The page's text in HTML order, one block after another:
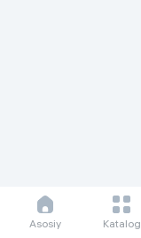
Asosiy Katalog